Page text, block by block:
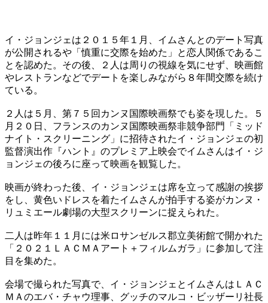
イ・ジョンジェは２０１５年１月、イムさんとのデート写真
が公開されるや「慎重に交際を始めた」と恋人関係であるこ
とを認めた。その後、２人は周りの視線を気にせず、映画館
やレストランなどでデートを楽しみながら８年間交際を続け
ている。
２人は５月、第７５回カンヌ国際映画祭でも姿を現した。５
月２０日、フランスのカンヌ国際映画祭非競争部門「ミッド
ナイト・スクリーニング」に招待されたイ・ジョンジェの初
監督演出作『ハント』のプレミア上映会でイムさんはイ・ジ
ョンジェの後ろに座って映画を観覧した。
映画が終わった後、イ・ジョンジェは席を立って感謝の挨拶
をし、黄色いドレスを着たイムさんが拍手する姿がカンヌ・
リュミエール劇場の大型スクリーンに捉えられた。
二人は昨年１１月には米ロサンゼルス郡立美術館で開かれた
「２０２１ＬＡＣＭＡアート＋フィルムガラ」に参加して注
目を集めた。
会場で撮られた写真で、イ・ジョンジェとイムさんはＬＡＣ
ＭＡのエバ・チャウ理事、グッチのマルコ・ビッザーリ社長